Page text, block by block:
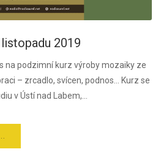
2019
na podzimní kurz výroby mozaiky ze
– zrcadlo, svícen, podnos… Kurz se
v Ústí nad Labem,...